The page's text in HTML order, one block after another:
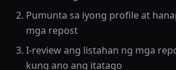
Pumunta sa iyong profile at
mga repost
I-review ang listahan ng mga
kung ano ang itatago